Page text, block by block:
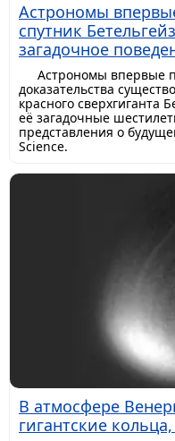
Астрономы
спутник
загадочное
Астрономы впервые
доказательства
красного сверхгиганта
её загадочные
представления о
Science.
В атмосфере
гигантские